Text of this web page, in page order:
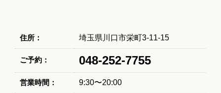
住所： 埼玉県川口市栄町3-11-15
ご予約： 048-252-7755
営業時間： 9:30〜20:00